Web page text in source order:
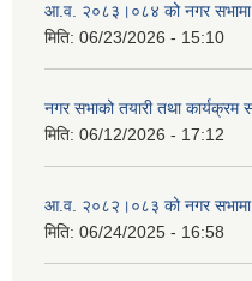
आ.व. २०८३।०८४ को नगर सभामा
मिति: 06/23/2026 - 15:10
नगर सभाको तयारी तथा कार्यक्रम
मिति: 06/12/2026 - 17:12
आ.व. २०८२।०८३ को नगर सभामा
मिति: 06/24/2025 - 16:58